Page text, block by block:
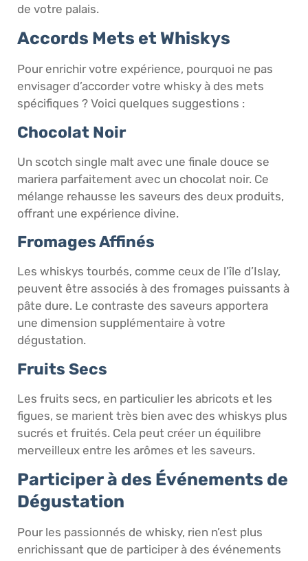
de votre palais.
Accords Mets et Whiskys
Pour enrichir votre expérience, pourquoi ne pas
envisager d’accorder votre whisky à des mets
spécifiques ? Voici quelques suggestions :
Chocolat Noir
Un scotch single malt avec une finale douce se
mariera parfaitement avec un chocolat noir. Ce
mélange rehausse les saveurs des deux produits,
offrant une expérience divine.
Fromages Affinés
Les whiskys tourbés, comme ceux de l’île d’Islay,
peuvent être associés à des fromages puissants à
pâte dure. Le contraste des saveurs apportera
une dimension supplémentaire à votre
dégustation.
Fruits Secs
Les fruits secs, en particulier les abricots et les
figues, se marient très bien avec des whiskys plus
sucrés et fruités. Cela peut créer un équilibre
merveilleux entre les arômes et les saveurs.
Participer à des Événements de
Dégustation
Pour les passionnés de whisky, rien n’est plus
enrichissant que de participer à des événements